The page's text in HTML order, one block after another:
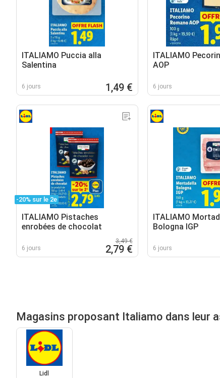
ITALIAMO Puccia alla
Salentina
6 jours 1,49 €
ITALIAMO
AOP
6 jours
-20% sur le 2e
ITALIAMO Pistaches
enrobées de chocolat
6 jours
3,49 €
2,79 €
ITALIAMO
Bologna IGP
6 jours
Magasins proposant Italiamo dans leur
Lidl